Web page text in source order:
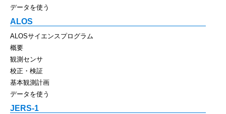
データを使う
ALOS
ALOSサイエンスプログラム
概要
観測センサ
校正・検証
基本観測計画
データを使う
JERS-1